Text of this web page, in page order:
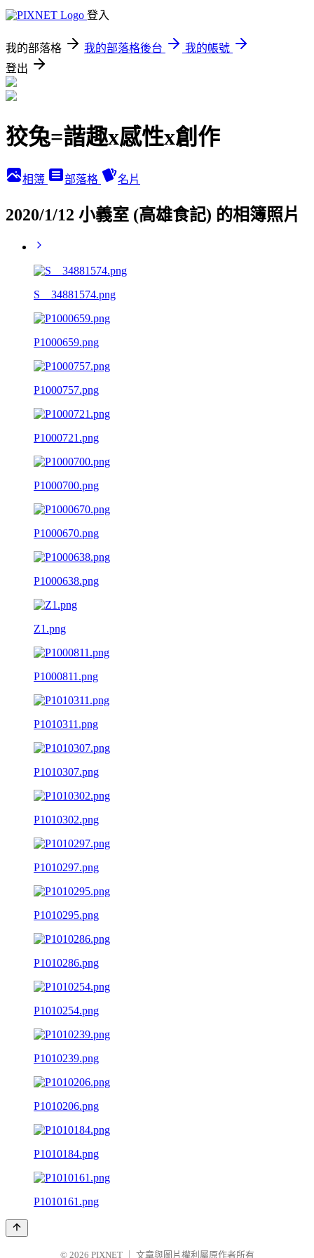
登入
我的部落格 我的部落格後台
我的帳號
登出
狡兔=諧趣x感性x創作
相簿 部落格 名片
2020/1/12 小義室 (高雄食記) 的相簿照片
S__34881574.png
P1000659.png
P1000757.png
P1000721.png
P1000700.png
P1000670.png
P1000638.png
Z1.png
P1000811.png
P1010311.png
P1010307.png
P1010302.png
P1010297.png
P1010295.png
P1010286.png
P1010254.png
P1010239.png
P1010206.png
P1010184.png
P1010161.png
© 2026 PIXNET 文章與圖片權利屬原作者所有